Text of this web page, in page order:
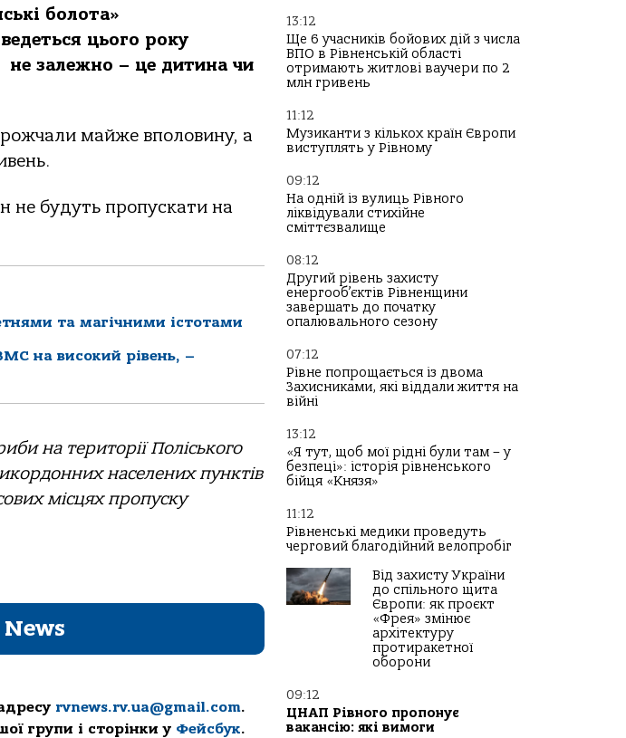
болота»
цього року
не залежно – це дитина чи
майже вполовину, а
не будуть пропускати на
та магічними істотами
на високий рівень, –
на території Поліського
населених пунктів
місцях пропуску
rvnews.rv.ua@gmail.com.
групи і сторінки у Фейсбук.
13:12
Ще 6 учасників бойових дій з числа
ВПО в Рівненській області
отримають житлові ваучери по 2
млн гривень
11:12
Музиканти з кількох країн Європи
виступлять у Рівному
09:12
На одній із вулиць Рівного
ліквідували стихійне
сміттєзвалище
08:12
Другий рівень захисту
енергооб’єктів Рівненщини
завершать до початку
опалювального сезону
07:12
Рівне попрощається із двома
Захисниками, які віддали життя на
війні
13:12
«Я тут, щоб мої рідні були там – у
безпеці»: історія рівненського
бійця «Князя»
11:12
Рівненські медики проведуть
черговий благодійний велопробіг
Від захисту України
до спільного щита
Європи: як проєкт
«Фрея» змінює
архітектуру
протиракетної
оборони
09:12
ЦНАП Рівного пропонує
вакансію: які вимоги